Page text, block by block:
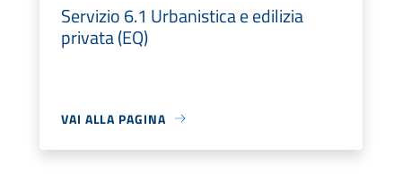
Servizio 6.1 Urbanistica e edilizia
privata (EQ)
VAI ALLA PAGINA